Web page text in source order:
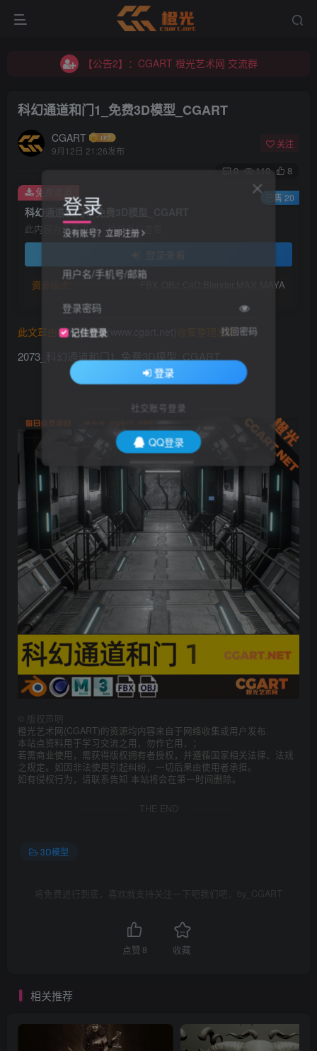
【公告2】：CGART 橙光艺术网 交流群
【公告2】：CGART 橙光艺术网 交流群
科幻通道和门1_免费3D模型_CGART
CGART
9月12日 21:26发布
关注
0 110 8
科幻通道和门1_免费3D模型_CGART
此内容为免费资源，请登录后查看
资源格式： FBX,OBJ,C4D,Blender,MAX,MAYA
免费资源 已售 20
此文章由 橙光艺术网(www.cgart.net) 收集整理发布
2073_科幻通道和门1_免费3D模型_CGART
版权声明
橙光艺术网(CGART)的资源均内容来自于网络收集或用户发布.
本站点资料用于学习交流之用，勿作它用，；
若需商业使用，需获得版权拥有者授权，并遵循国家相关法律、法规
之规定。如因非法使用引起纠纷，一切后果由使用者承担。
如有侵权行为，请联系告知 本站将会在第一时间删除。
THE END
3D模型
将免费进行到底，喜欢就支持关注一下吧我们吧，by_CGART
点赞 8 收藏
相关推荐
登录
没有账号？立即注册
用户名/手机号/邮箱
登录密码
记住登录 找回密码
登录
社交账号登录
QQ登录